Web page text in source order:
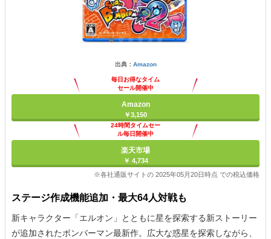
出典： Amazon
毎日お得なタイム
セール開催中
Amazon
￥3,150
24時間タイムセー
ル毎日開催中
楽天市場
￥ 4,734
※各社通販サイトの 2025年05月20日時点 での税込価格
ステージ作成機能追加・最大64人対戦も
新キャラクター「エルオン」とともに星を探索する新ストーリー
が追加されたボンバーマン最新作。広大な惑星を探索しながら、